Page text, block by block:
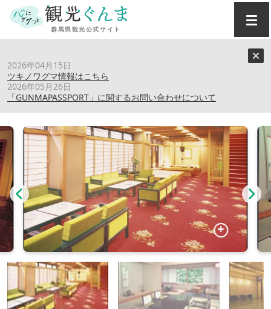
2026年04月15日
ツキノワグマ情報はこちら
2026年05月26日
「GUNMAPASSPORT」に関するお問い合わせについて
大阪屋旅館